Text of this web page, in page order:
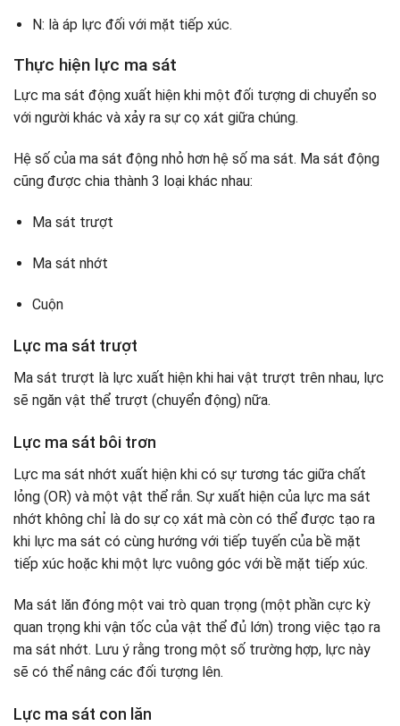
N: là áp lực đối với mặt tiếp xúc.
Thực hiện lực ma sát
Lực ma sát động xuất hiện khi một đối tượng di chuyển so
với người khác và xảy ra sự cọ xát giữa chúng.
Hệ số của ma sát động nhỏ hơn hệ số ma sát. Ma sát động
cũng được chia thành 3 loại khác nhau:
Ma sát trượt
Ma sát nhớt
Cuộn
Lực ma sát trượt
Ma sát trượt là lực xuất hiện khi hai vật trượt trên nhau, lực
sẽ ngăn vật thể trượt (chuyển động) nữa.
Lực ma sát bôi trơn
Lực ma sát nhớt xuất hiện khi có sự tương tác giữa chất
lỏng (OR) và một vật thể rắn. Sự xuất hiện của lực ma sát
nhớt không chỉ là do sự cọ xát mà còn có thể được tạo ra
khi lực ma sát có cùng hướng với tiếp tuyến của bề mặt
tiếp xúc hoặc khi một lực vuông góc với bề mặt tiếp xúc.
Ma sát lăn đóng một vai trò quan trọng (một phần cực kỳ
quan trọng khi vận tốc của vật thể đủ lớn) trong việc tạo ra
ma sát nhớt. Lưu ý rằng trong một số trường hợp, lực này
sẽ có thể nâng các đối tượng lên.
Lực ma sát con lăn